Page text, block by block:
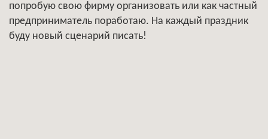
попробую свою фирму организовать или как частный
предприниматель поработаю. На каждый праздник
буду новый сценарий писать!